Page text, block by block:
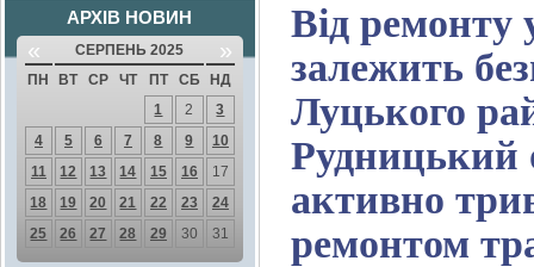
АРХІВ НОВИН
« СЕРПЕНЬ 2025 »
ПН ВТ СР ЧТ ПТ СБ
НД
1
2
3
4
5 6 7 8 9
10
11
12 13 14 15 16
17
18
19 20 21 22 23
24
25
26 27 28 29 30 31
Від ремонту
залежить
Луцького
Рудницький
активно
ремонтом